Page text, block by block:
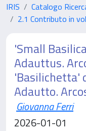
IRIS Catalogo
2.1 Contributo in
'Small
Adauttus.
'Basilichetta'
Adautto.
Giovanna Ferri
2026-01-01